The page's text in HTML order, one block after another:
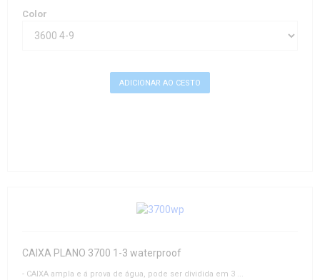
Color
CAIXA PLANO 3700 1-3 waterproof
- CAIXA ampla e á prova de água, pode ser dividida em 3 ...